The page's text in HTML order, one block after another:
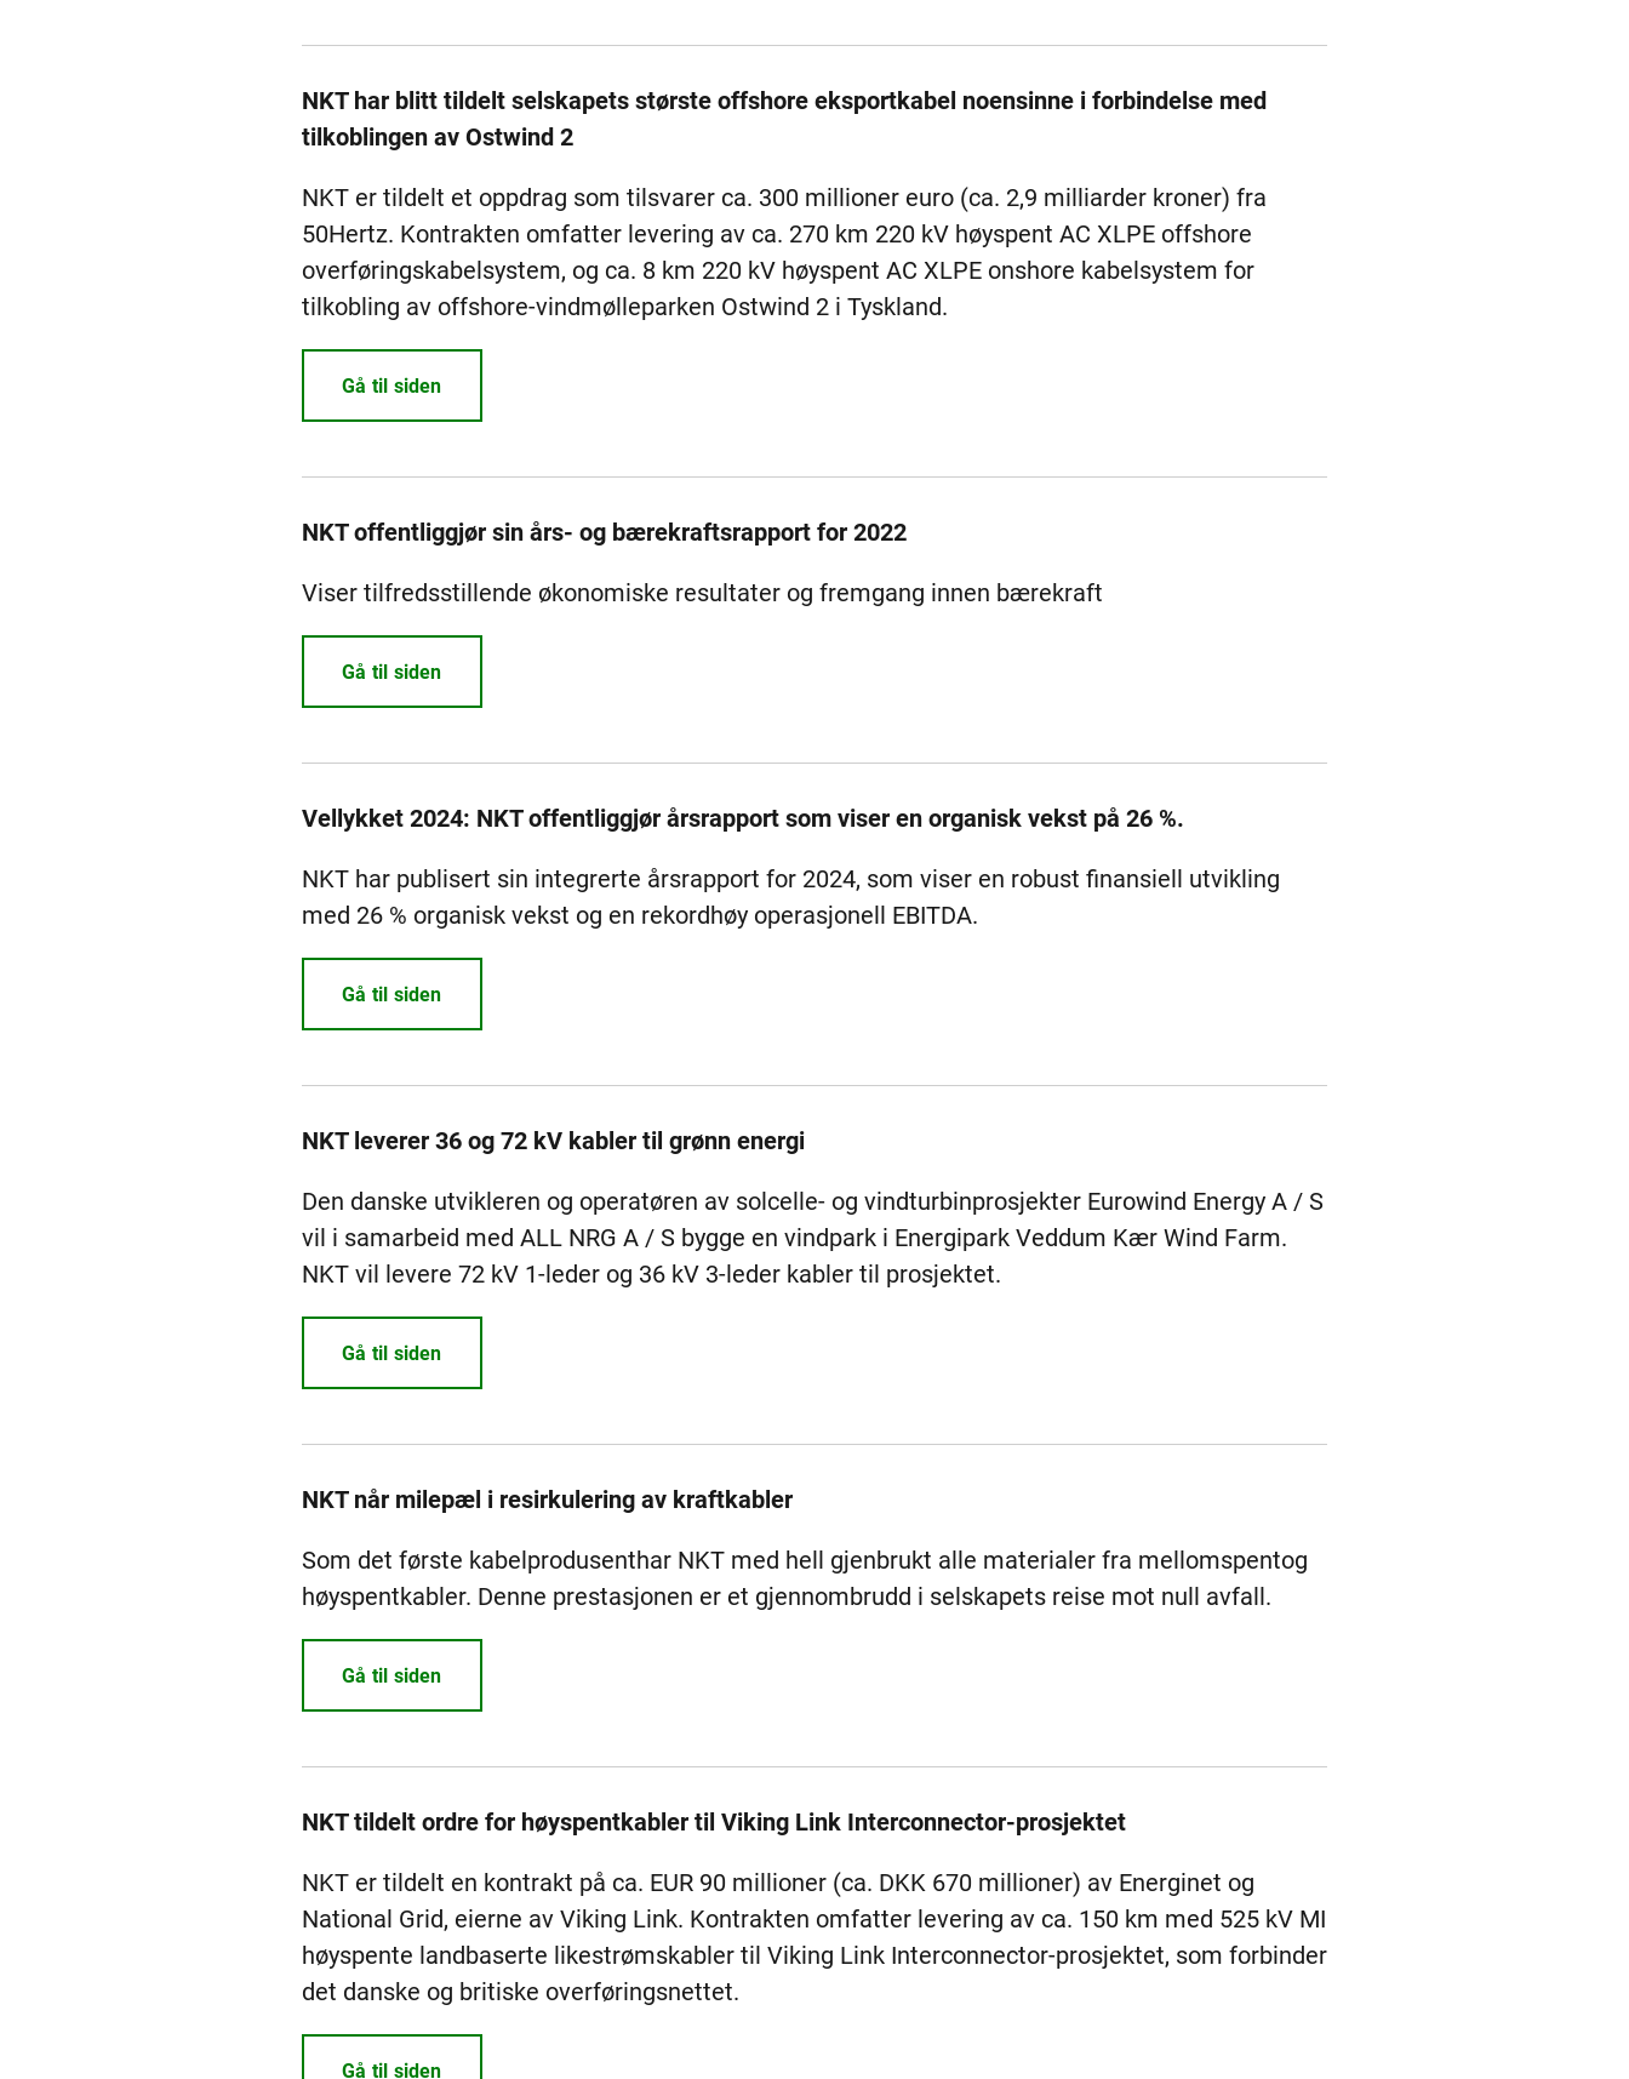
NKT har blitt tildelt selskapets største offshore eksportkabel noensinne i forbindelse med
tilkoblingen av Ostwind 2
NKT er tildelt et oppdrag som tilsvarer ca. 300 millioner euro (ca. 2,9 milliarder kroner) fra
50Hertz. Kontrakten omfatter levering av ca. 270 km 220 kV høyspent AC XLPE offshore
overføringskabelsystem, og ca. 8 km 220 kV høyspent AC XLPE onshore kabelsystem for
tilkobling av offshore-vindmølleparken Ostwind 2 i Tyskland.
Gå til siden
NKT offentliggjør sin års- og bærekraftsrapport for 2022
Viser tilfredsstillende økonomiske resultater og fremgang innen bærekraft
Gå til siden
Vellykket 2024: NKT offentliggjør årsrapport som viser en organisk vekst på 26 %.
NKT har publisert sin integrerte årsrapport for 2024, som viser en robust finansiell utvikling
med 26 % organisk vekst og en rekordhøy operasjonell EBITDA.
Gå til siden
NKT leverer 36 og 72 kV kabler til grønn energi
Den danske utvikleren og operatøren av solcelle- og vindturbinprosjekter Eurowind Energy A / S
vil i samarbeid med ALL NRG A / S bygge en vindpark i Energipark Veddum Kær Wind Farm.
NKT vil levere 72 kV 1-leder og 36 kV 3-leder kabler til prosjektet.
Gå til siden
NKT når milepæl i resirkulering av kraftkabler
Som det første kabelprodusenthar NKT med hell gjenbrukt alle materialer fra mellomspentog
høyspentkabler. Denne prestasjonen er et gjennombrudd i selskapets reise mot null avfall.
Gå til siden
NKT tildelt ordre for høyspentkabler til Viking Link Interconnector-prosjektet
NKT er tildelt en kontrakt på ca. EUR 90 millioner (ca. DKK 670 millioner) av Energinet og
National Grid, eierne av Viking Link. Kontrakten omfatter levering av ca. 150 km med 525 kV MI
høyspente landbaserte likestrømskabler til Viking Link Interconnector-prosjektet, som forbinder
det danske og britiske overføringsnettet.
Gå til siden